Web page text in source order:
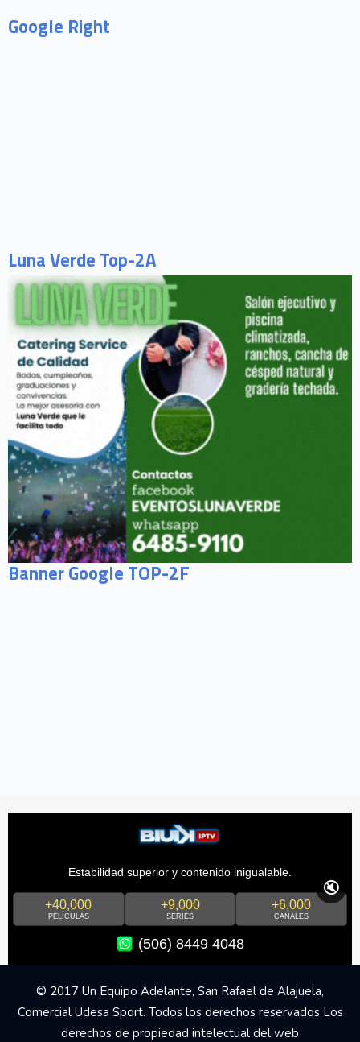
Google Right
Luna Verde Top-2A
Banner Google TOP-2F
Estabilidad superior y contenido inigualable.
+40,000
PELÍCULAS
+9,000
SERIES
+6,000
CANALES
(506) 8449 4048
🔇
© 2017 Un Equipo Adelante, San Rafael de Alajuela,
Comercial Udesa Sport. Todos los derechos reservados Los
derechos de propiedad intelectual del web